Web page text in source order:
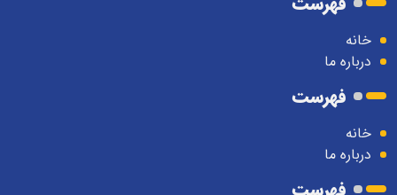
خانه
درباره ما
فهرست
خانه
درباره ما